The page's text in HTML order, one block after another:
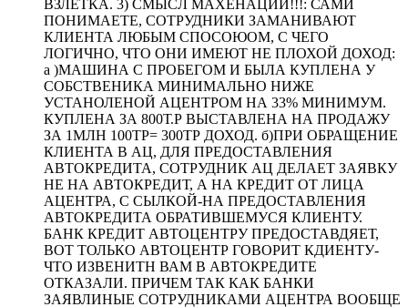
ВЗЛЕТКА. 3) СМЫСЛ МАХЕНАЦИИ!!!: САМИ
ПОНИМАЕТЕ, СОТРУДНИКИ ЗАМАНИВАЮТ
КЛИЕНТА ЛЮБЫМ СПОСОЮОМ, С ЧЕГО
ЛОГИЧНО, ЧТО ОНИ ИМЕЮТ НЕ ПЛОХОЙ ДОХОД:
а )МАШИНА С ПРОБЕГОМ И БЫЛА КУПЛЕНА У
СОБСТВЕНИКА МИНИМАЛЬНО НИЖЕ
УСТАНОЛЕНОЙ АЦЕНТРОМ НА 33% МИНИМУМ.
КУПЛЕНА ЗА 800Т.Р ВЫСТАВЛЕНА НА ПРОДАЖУ
ЗА 1МЛН 100ТР= 300ТР ДОХОД. б)ПРИ ОБРАЩЕНИЕ
КЛИЕНТА В АЦ, ДЛЯ ПРЕДОСТАВЛЕНИЯ
АВТОКРЕДИТА, СОТРУДНИК АЦ ДЕЛАЕТ ЗАЯВКУ
НЕ НА АВТОКРЕДИТ, А НА КРЕДИТ ОТ ЛИЦА
АЦЕНТРА, С СЫЛКОЙ-НА ПРЕДОСТАВЛЕНИЯ
АВТОКРЕДИТА ОБРАТИВШЕМУСЯ КЛИЕНТУ.
БАНК КРЕДИТ АВТОЦЕНТРУ ПРЕДОСТАВДЯЕТ,
ВОТ ТОЛЬКО АВТОЦЕНТР ГОВОРИТ КДИЕНТУ-
ЧТО ИЗВЕНИТН ВАМ В АВТОКРЕДИТЕ
ОТКАЗАЛИ. ПРИЧЕМ ТАК КАК БАНКИ
ЗАЯВЛИНЫЕ СОТРУДНИКАМИ АЦЕНТРА ВООБЩЕ